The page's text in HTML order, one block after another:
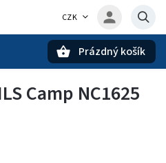
CZK
Prázdný košík
Camp NC1625